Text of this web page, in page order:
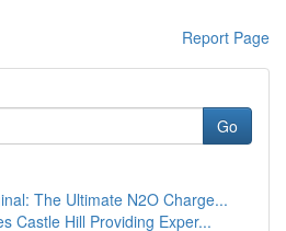
Report Page
Go
The Ultimate N2O Charge...
Castle Hill Providing Exper...